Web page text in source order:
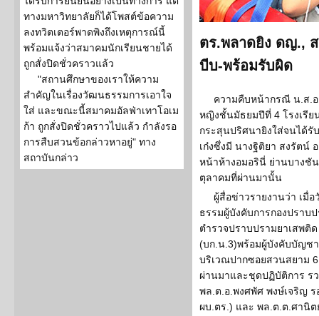
ทางมหาวิทยาลัยก็ได้โพสต์ข้อความ
ลงทวิตเตอร์พาดพิงถึงเหตุการณ์นี้
พร้อมแจ้งว่าสมาคมนักเรียนชายได้
ถูกสั่งปิดชั่วคราวแล้ว
"สถานศึกษาของเราให้ความ
สำคัญในเรื่องวัฒนธรรมการเอาใจ
ใส่ และขณะนี้สมาคมอัลฟ่าเทาโอเม
ก้า ถูกสั่งปิดชั่วคราวไปแล้ว กำลังรอ
การสืบสวนข้อกล่าวหาอยู่" ทาง
สถาบันกล่าว
ตร.พลาดยิง ดญ.,
บีบ-พร้อมรับผิด
ความคืบหน้ากรณี น.ส.อ
หญิงชั้นมัธยมปีที่ 4 โรงเรีย
กระสุนปริศนายิงใส่จนได้รั
เก๋งซึ่งมี นางฐิติยา สงรัตน์
หน้าห้างอมอรินี่ ย่านบางชั
ตุลาคมที่ผ่านมานั้น
ผู้สื่อข่าวรายงานว่า เ
ธรรมผู้บังคับการกองปราบ
ตำรวจปราบปรามยาเสพติ
(บก.น.3)พร้อมผู้บังคับบัญช
บริเวณปากซอยสวนสยาม
ผ่านมาและชุดปฏิบัติการ ร
พล.ต.อ.พงศพัศ พงษ์เจริญ
ผบ.ตร.) และ พล.ต.ต.ศานิ